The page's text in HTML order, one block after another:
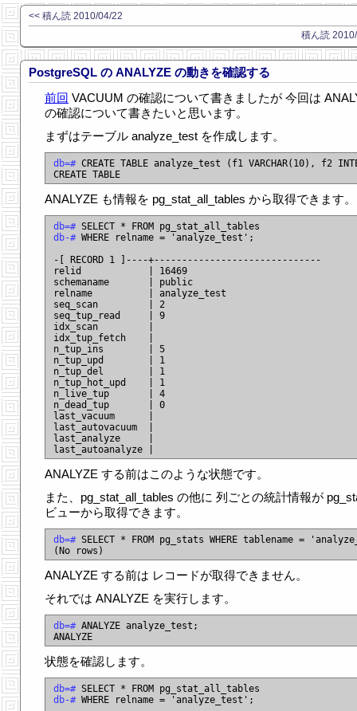
<< 積ん読 2010/04/22
積ん読
PostgreSQL の ANALYZE の動きを確認する
前回 VACUUM の確認について書きましたが 今回は
の確認について書きたいと思います。
まずはテーブル analyze_test を作成します。
db=# CREATE TABLE analyze_test (f1 VARCHAR(10), f2
ANALYZE も情報を pg_stat_all_tables から取得できます。
db=#
db-# WHERE relname = 'analyze_test';
-[ RECORD 1 ]----+------------------------------
relid            | 16469
schemaname       | public
relname          | analyze_test
seq_scan         | 2
seq_tup_read     | 9
idx_scan         |
idx_tup_fetch    |
n_tup_ins        | 5
n_tup_upd        | 1
n_tup_del        | 1
n_tup_hot_upd    | 1
n_live_tup       | 4
n_dead_tup       | 0
last_vacuum      |
last_autovacuum  |
last_analyze     |
ANALYZE する前はこのような状態です。
また、pg_stat_all_tables の他に 列ごとの統計情報が
ビューから取得できます。
db=# SELECT * FROM pg_stats WHERE tablename =
ANALYZE する前は レコードが取得できません。
それでは ANALYZE を実行します。
db=# ANALYZE analyze_test;
状態を確認します。
db=#
db-# WHERE relname = 'analyze_test';